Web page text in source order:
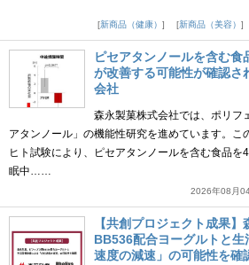
新商品（健康）
新商品（美容）
ピセアタンノールを含む食
が改善する可能性が確認さ
会社
森永製菓株式会社では、ポリフ
アタンノール」の機能性研究を進めています。こ
ヒト試験により、ピセアタンノールを含む食品を
眠中……
2026年08月
【共創プロジェクト成果
BB536配合ヨーグルトと
速度の減速」の可能性を